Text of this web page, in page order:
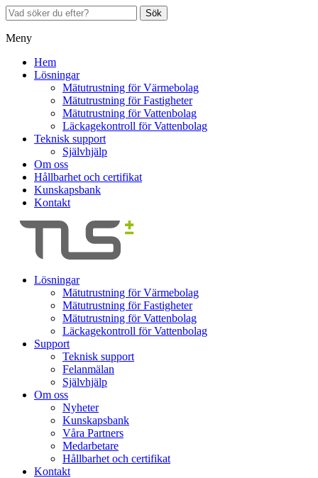
Sök
Meny
Hem
Lösningar
Mätutrustning för Värmebolag
Mätutrustning för Fastigheter
Mätutrustning för Vattenbolag
Läckagekontroll för Vattenbolag
Teknisk support
Självhjälp
Om oss
Hållbarhet och certifikat
Kunskapsbank
Kontakt
Lösningar
Mätutrustning för Värmebolag
Mätutrustning för Fastigheter
Mätutrustning för Vattenbolag
Läckagekontroll för Vattenbolag
Support
Teknisk support
Felanmälan
Självhjälp
Om oss
Nyheter
Kunskapsbank
Våra Partners
Medarbetare
Hållbarhet och certifikat
Kontakt